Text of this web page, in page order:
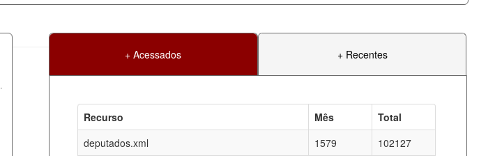
+ Acessados + Recentes
Recurso Mês
Total
deputados.xml
1579
102127